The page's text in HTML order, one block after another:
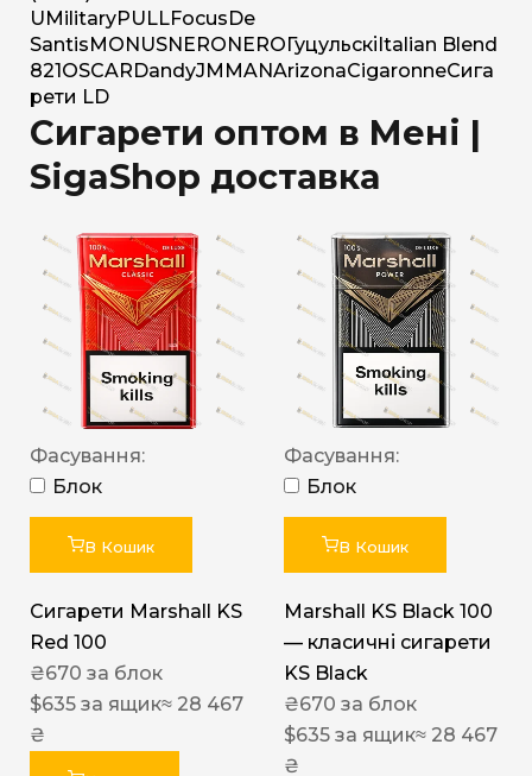
U MilitaryPULLFocus De
Santis MONUSNERO NERO Гуцульскі Italian Blend
821 OSCAR DandyJM MANArizonaCigaronneСига
рети LD
Сигарети оптом в Мені |
SigaShop доставка
Фасування:
Блок
В Кошик
Сигарети Marshall KS
Red 100
₴670 за блок
$635 за ящик≈ 28 467
₴
Фасування:
Блок
В Кошик
Marshall KS Black 100
— класичні сигарети
KS Black
₴670 за блок
$635 за ящик≈ 28 467
₴